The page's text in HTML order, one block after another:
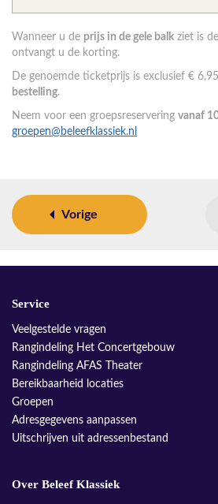
Wanneer u de prijs in de gele balk ziet is
ontvangt u de korting.
De genoemde ticketprijs is exclusief €
bestelling.
Neem voor een groepsreservering vanaf
groepen@beleefklassiek.nl
Vorige
Service
Veelgestelde vragen
Rangindeling Het Concertgebouw
Rangindeling AFAS Theater
Bereikbaarheid locaties
Groepen
Adresgegevens aanpassen
Uitschrijven uit adressenbestand
Over Beleef Klassiek